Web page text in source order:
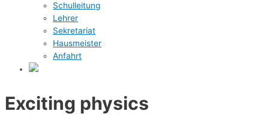
Schulleitung
Lehrer
Sekretariat
Hausmeister
Anfahrt
Exciting physics